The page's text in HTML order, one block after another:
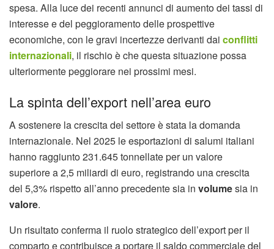
spesa. Alla luce dei recenti annunci di aumento dei tassi di
interesse e del peggioramento delle prospettive
economiche, con le gravi incertezze derivanti dai conflitti
internazionali, il rischio è che questa situazione possa
ulteriormente peggiorare nei prossimi mesi.
La spinta dell’export nell’area euro
A sostenere la crescita del settore è stata la domanda
internazionale. Nel 2025 le esportazioni di salumi italiani
hanno raggiunto 231.645 tonnellate per un valore
superiore a 2,5 miliardi di euro, registrando una crescita
del 5,3% rispetto all’anno precedente sia in volumesia in
valore.
Un risultato conferma il ruolo strategico dell’export per il
comparto e contribuisce a portare il saldo commerciale del